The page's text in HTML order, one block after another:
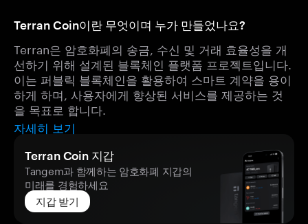
Terran Coin이란 무엇이며 누가 만들었나요?
Terran은 암호화폐의 송금, 수신 및 거래 효율성을 개
선하기 위해 설계된 블록체인 플랫폼 프로젝트입니다.
이는 퍼블릭 블록체인을 활용하여 스마트 계약을 용이
하게 하며, 사용자에게 향상된 서비스를 제공하는 것
을 목표로 합니다.
자세히 보기
Terran Coin 지갑
Tangem과 함께하는 암호화폐 지갑의
미래를 경험하세요
지갑 받기